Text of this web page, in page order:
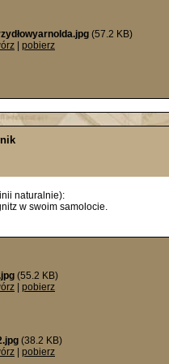
(57.2 KB)
pobierz
naturalnie):
w swoim samolocie.
(55.2 KB)
pobierz
(38.2 KB)
pobierz